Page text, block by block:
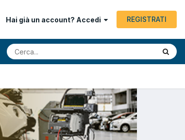
Hai già un account? Accedi REGISTRATI